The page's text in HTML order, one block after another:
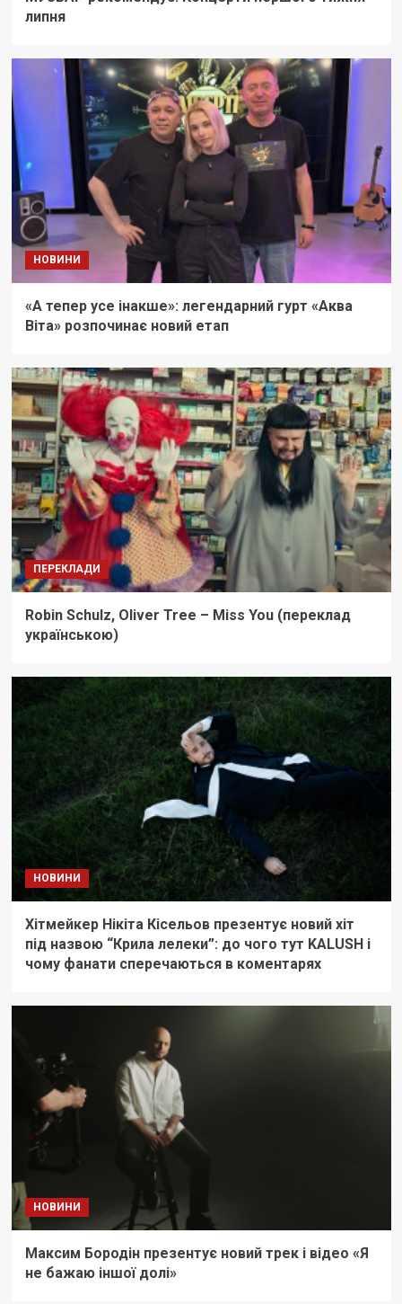
липня
НОВИНИ
«А тепер усе інакше»: легендарний гурт «Аква
Віта» розпочинає новий етап
ПЕРЕКЛАДИ
Robin Schulz, Oliver Tree – Miss You (переклад
українською)
НОВИНИ
Хітмейкер Нікіта Кісельов презентує новий хіт
під назвою “Крила лелеки”: до чого тут KALUSH і
чому фанати сперечаються в коментарях
НОВИНИ
Максим Бородін презентує новий трек і відео «Я
не бажаю іншої долі»